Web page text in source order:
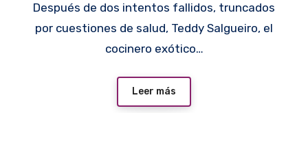
Después de dos intentos fallidos, truncados
por cuestiones de salud, Teddy Salgueiro, el
cocinero exótico…
Leer más